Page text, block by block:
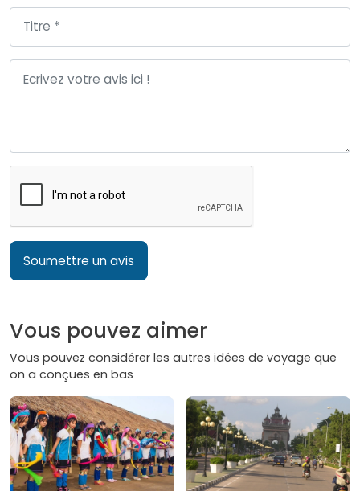
Soumettre un avis
Vous pouvez aimer
Vous pouvez considérer les autres idées de voyage que
on a conçues en bas